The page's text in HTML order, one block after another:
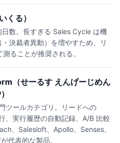
くる）
数。長すぎる Sales Cycle は機
決裁者異動）を増やすため、リ
ることが推奨される。
（せーるす えんげーじめん
ツールカテゴリ。リードへの
、実行履歴の自動記録、A/B 比較
、Salesloft、Apollo、Senses、
代表的な製品。